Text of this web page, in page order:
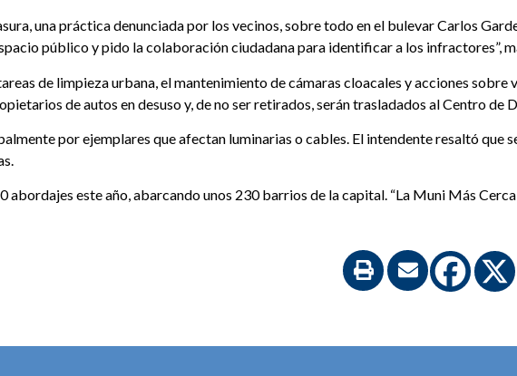
una práctica denunciada por los vecinos, sobre todo en el bulevar Carlos
público y pido la colaboración ciudadana para identificar a los infractores”,
de limpieza urbana, el mantenimiento de cámaras cloacales y acciones sobre
de autos en desuso y, de no ser retirados, serán trasladados al Centro de
por ejemplares que afectan luminarias o cables. El intendente resaltó que
este año, abarcando unos 230 barrios de la capital. “La Muni Más Cerca